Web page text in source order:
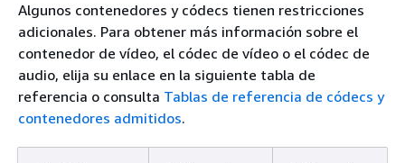
Algunos contenedores y códecs tienen restricciones
adicionales. Para obtener más información sobre el
contenedor de vídeo, el códec de vídeo o el códec de
audio, elija su enlace en la siguiente tabla de
referencia o consulta Tablas de referencia de códecs y
contenedores admitidos.